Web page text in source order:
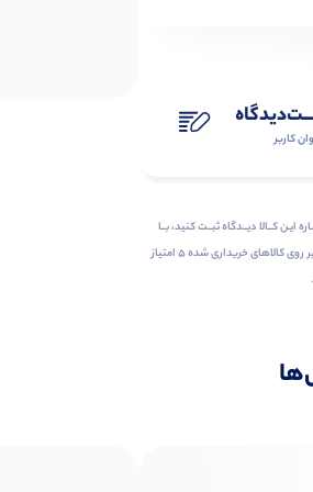
کاربر
ایـن کــالا دیــدگاه ثبــت کنید، بــا
ثبــت‌دیـدگاه بر روی کالاهای خریداری شده ۵ امتیاز